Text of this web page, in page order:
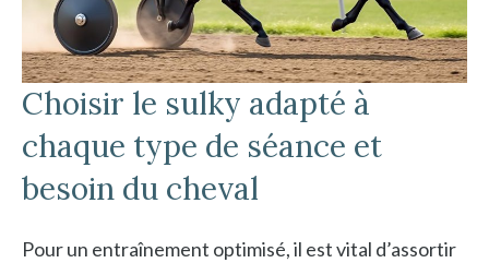
Choisir le sulky adapté à
chaque type de séance et
besoin du cheval
Pour un entraînement optimisé, il est vital d’assortir